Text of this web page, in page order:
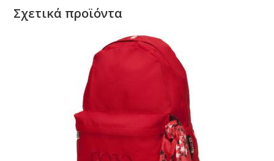
Σχετικά προϊόντα